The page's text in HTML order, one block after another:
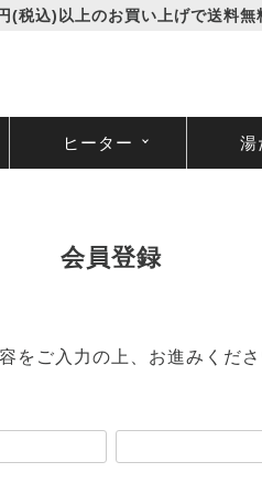
(税込)以上のお買い上げで送料無
ヒーター 湯
会員登録
をご入力の上、お進みくださ